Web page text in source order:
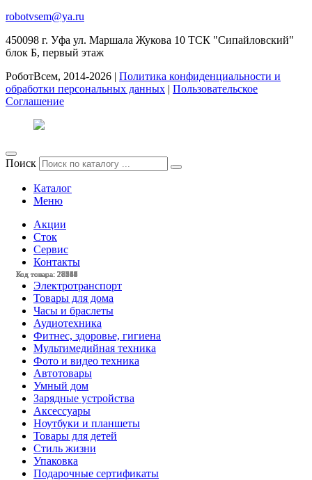
Код товара: 28548
Код товара: 28518
Код товара: 28517
Код товара: 28340
Код товара: 28253
Код товара: 28251
Код товара: 28249
Код товара: 28243
Код товара: 28061
Код товара: 27734
Код товара: 27663
Код товара: 27140
robotvsem@ya.ru
450098 г. Уфа ул. Маршала Жукова 10 ТСК "Сипайловский"
блок Б, первый этаж
РоботВсем, 2014-2026 | Политика конфиденциальности и
обработки персональных данных | Пользовательское
Соглашение
Поиск
Каталог
Меню
Акции
Сток
Сервис
Контакты
Электротранспорт
Товары для дома
Часы и браслеты
Аудиотехника
Фитнес, здоровье, гигиена
Мультимедийная техника
Фото и видео техника
Автотовары
Умный дом
Зарядные устройства
Аксессуары
Ноутбуки и планшеты
Товары для детей
Стиль жизни
Упаковка
Подарочные сертификаты